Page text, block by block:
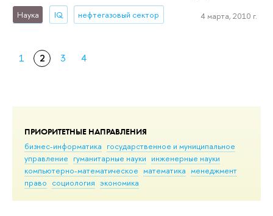
ПРИОРИТЕТНЫЕ НАПРАВЛЕНИЯ
бизнес-информатика государственное и муниципальное
управление гуманитарные науки инженерные науки
компьютерно-математическое математика менеджмент
право социология экономика
Наука IQ нефтегазовый сектор 4 марта, 2010 г.
1 2 3 4